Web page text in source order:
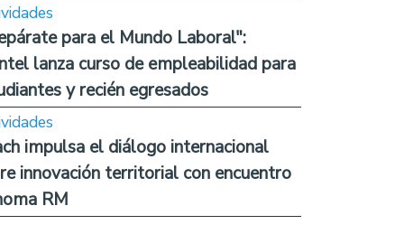
para el Mundo Laboral":
lanza curso de empleabilidad para
y recién egresados
impulsa el diálogo internacional
innovación territorial con encuentro
RM